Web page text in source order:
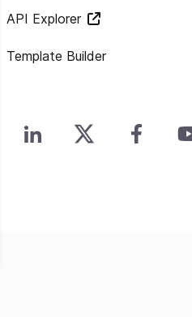
API Explorer
Template Builder